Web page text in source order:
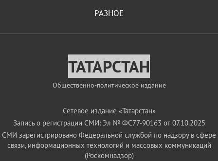
РАЗНОЕ
ТАТАРСТАН
Общественно-политическое издание
Сетевое издание «Татарстан»
Запись о регистрации СМИ: Эл № ФС77-90163 от 07.10.2025
СМИ зарегистрировано Федеральной службой по надзору в сфере
связи, информационных технологий и массовых коммуникаций
(Роскомнадзор)